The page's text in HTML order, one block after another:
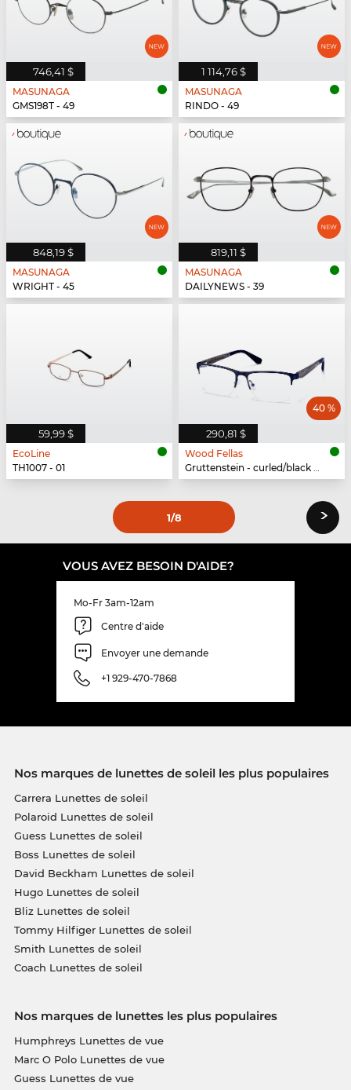
746,41 $
MASUNAGA
GMS198T - 49
1 114,76 $
MASUNAGA
RINDO - 49
848,19 $
MASUNAGA
WRIGHT - 45
819,11 $
MASUNAGA
DAILYNEWS - 39
59,99 $
EcoLine
TH1007 - 01
290,81 $
40 %
Wood Fellas
Gruttenstein - curled/black matte
1/8 ›
VOUS AVEZ BESOIN D'AIDE?
Mo-Fr 3am-12am
Centre d'aide
Envoyer une demande
+1 929-470-7868
Nos marques de lunettes de soleil les plus populaires
Carrera Lunettes de soleil
Polaroid Lunettes de soleil
Guess Lunettes de soleil
Boss Lunettes de soleil
David Beckham Lunettes de soleil
Hugo Lunettes de soleil
Bliz Lunettes de soleil
Tommy Hilfiger Lunettes de soleil
Smith Lunettes de soleil
Coach Lunettes de soleil
Nos marques de lunettes les plus populaires
Humphreys Lunettes de vue
Marc O Polo Lunettes de vue
Guess Lunettes de vue